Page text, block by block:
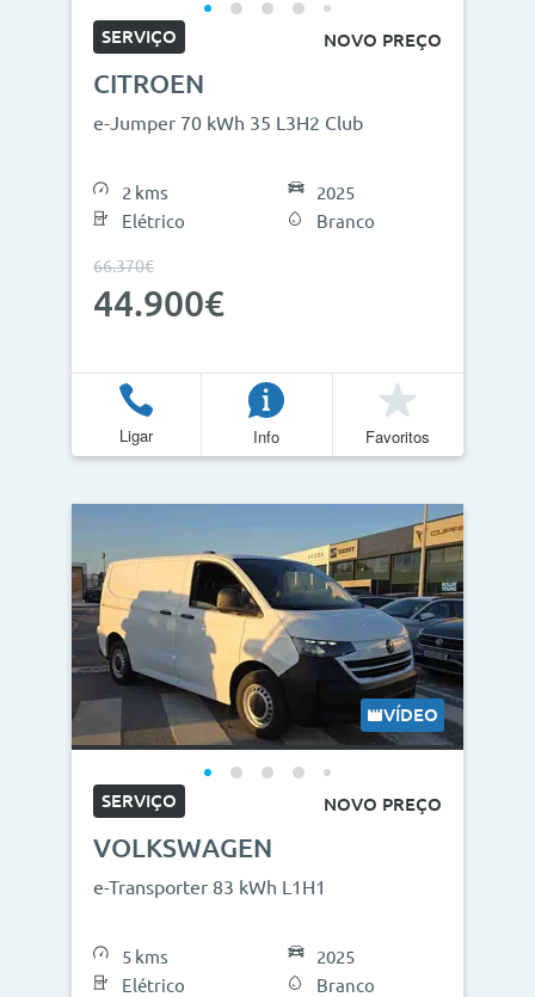
SERVIÇO NOVO PREÇO
CITROEN
e-Jumper 70 kWh 35 L3H2 Club
2 kms
Elétrico
2025
Branco
66.370€
44.900€
Ligar Info Favoritos
VÍDEO
SERVIÇO NOVO PREÇO
VOLKSWAGEN
e-Transporter 83 kWh L1H1
5 kms
Elétrico
2025
Branco